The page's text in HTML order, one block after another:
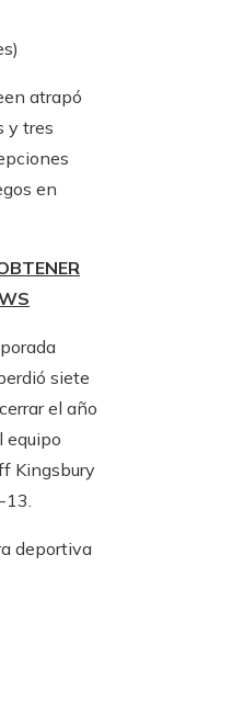
atrapó
y tres
en
siete
el año
equipo
Kingsbury
13.
deportiva